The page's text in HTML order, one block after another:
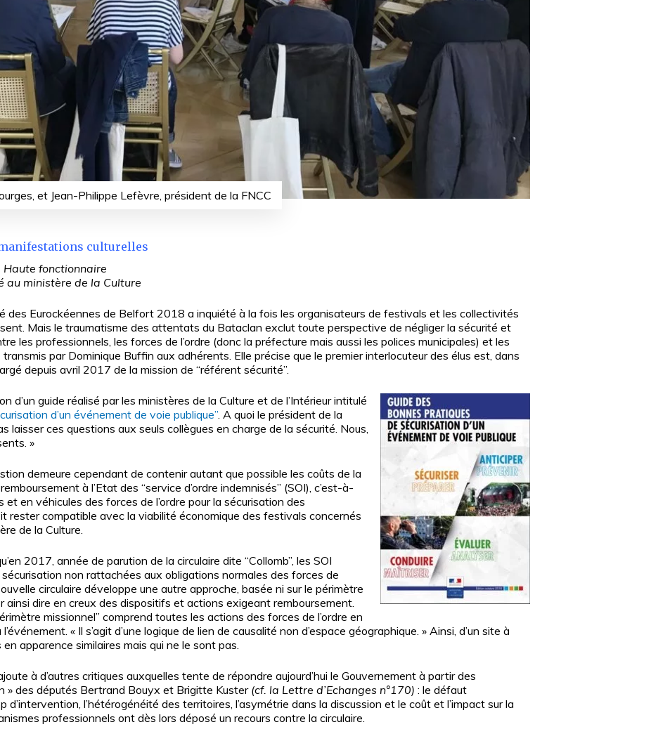
et Jean-Philippe Lefèvre, président de la FNCC
culturelles
fonctionnaire
au ministère de la Culture
des Eurockéennes de Belfort 2018 a inquiété à la fois les organisateurs de festivals et les collectivités
Mais le traumatisme des attentats du Bataclan exclut toute perspective de négliger la sécurité et
les professionnels, les forces de l’ordre (donc la préfecture mais aussi les polices municipales) et les
transmis par Dominique Buffin aux adhérents. Elle précise que le premier interlocuteur des élus est, dans
depuis avril 2017 de la mission de “référent sécurité”.
d’un guide réalisé par les ministères de la Culture et de l’Intérieur intitulé
d’un événement de voie publique”. A quoi le président de la
laisser ces questions aux seuls collègues en charge de la sécurité. Nous,
»
demeure cependant de contenir autant que possible les coûts de la
à l’Etat des “service d’ordre indemnisés” (SOI), c’est-à-
et en véhicules des forces de l’ordre pour la sécurisation des
rester compatible avec la viabilité économique des festivals concernés
de la Culture.
2017, année de parution de la circulaire dite “Collomb”, les SOI
non rattachées aux obligations normales des forces de
circulaire développe une autre approche, basée ni sur le périmètre
ainsi dire en creux des dispositifs et actions exigeant remboursement.
missionnel” comprend toutes les actions des forces de l’ordre en
« Il s’agit d’une logique de lien de causalité non d’espace géographique. » Ainsi, d’un site à
apparence similaires mais qui ne le sont pas.
à d’autres critiques auxquelles tente de répondre aujourd’hui le Gouvernement à partir des
» des députés Bertrand Bouyx et Brigitte Kuster(cf. la Lettre d’Echanges n°170) : le défaut
d’intervention, l’hétérogénéité des territoires, l’asymétrie dans la discussion et le coût et l’impact sur la
professionnels ont dès lors déposé un recours contre la circulaire.